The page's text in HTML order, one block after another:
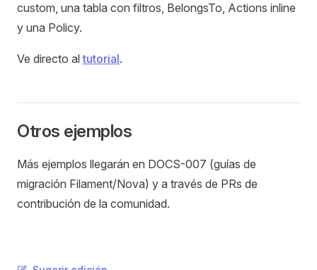
custom, una tabla con filtros, BelongsTo, Actions inline
y una Policy.
Ve directo altutorial.
Otros ejemplos
Más ejemplos llegarán en DOCS-007 (guías de
migración Filament/Nova) y a través de PRs de
contribución de la comunidad.